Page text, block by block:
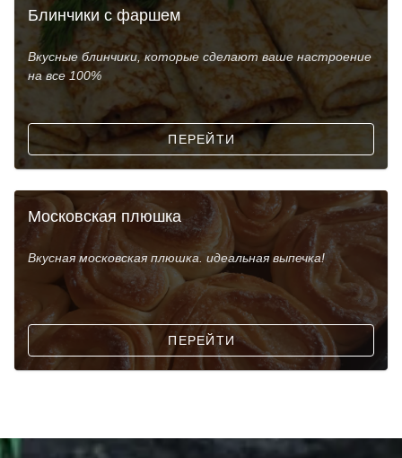
Блинчики с фаршем
Вкусные блинчики, которые сделают ваше настроение
на все 100%
ПЕРЕЙТИ
Московская плюшка
Вкусная московская плюшка. идеальная выпечка!
ПЕРЕЙТИ